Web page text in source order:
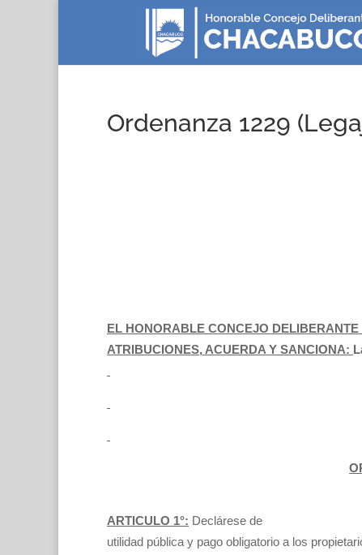
Ordenanza 1229
EL HONORABLE CONCEJO
ATRIBUCIONES, ACUERDA Y SANCIONA:
ARTICULO 1°: Declárese de
utilidad pública y pago obligatorio a los